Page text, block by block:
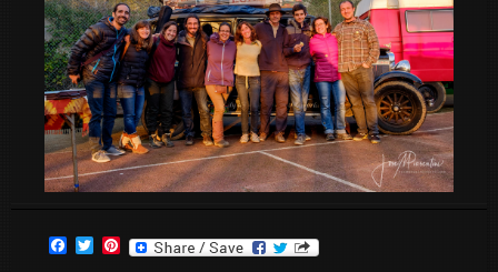
Facebook
TwitterPinterest